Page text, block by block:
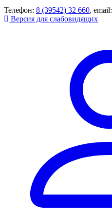
Телефон: 8 (39542) 32 660, email:
Версия для слабовидящих